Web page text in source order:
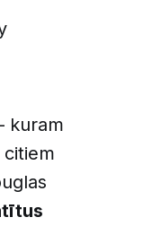
kuram